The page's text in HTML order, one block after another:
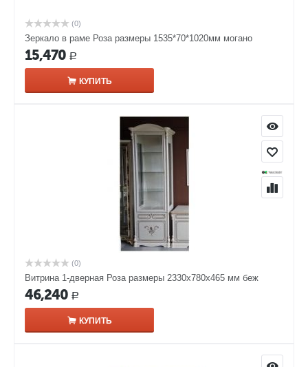
(0)
Зеркало в раме Роза размеры 1535*70*1020мм могано
15,470 Р
КУПИТЬ
(0)
Витрина 1-дверная Роза размеры 2330x780x465 мм беж
46,240 Р
КУПИТЬ